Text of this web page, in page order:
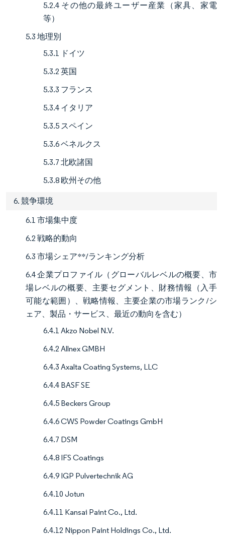
5.2.4 その他の最終ユーザー産業（家具、家電
等）
5.3 地理別
5.3.1 ドイツ
5.3.2 英国
5.3.3 フランス
5.3.4 イタリア
5.3.5 スペイン
5.3.6 ベネルクス
5.3.7 北欧諸国
5.3.8 欧州その他
6. 競争環境
6.1 市場集中度
6.2 戦略的動向
6.3 市場シェア**/ランキング分析
6.4 企業プロファイル（グローバルレベルの概要、市
場レベルの概要、主要セグメント、財務情報（入手
可能な範囲）、戦略情報、主要企業の市場ランク/シ
ェア、製品・サービス、最近の動向を含む）
6.4.1 Akzo Nobel N.V.
6.4.2 Allnex GMBH
6.4.3 Axalta Coating Systems, LLC
6.4.4 BASF SE
6.4.5 Beckers Group
6.4.6 CWS Powder Coatings GmbH
6.4.7 DSM
6.4.8 IFS Coatings
6.4.9 IGP Pulvertechnik AG
6.4.10 Jotun
6.4.11 Kansai Paint Co., Ltd.
6.4.12 Nippon Paint Holdings Co., Ltd.